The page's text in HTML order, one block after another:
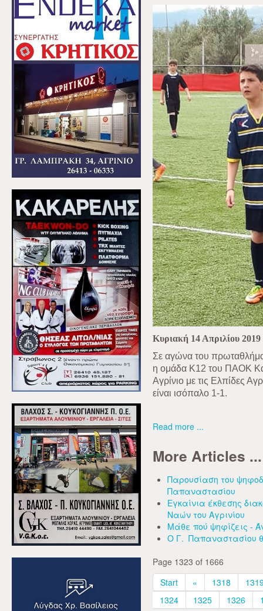
Κυριακή 14 Απριλίου 2019
Σε αγώνα του
η ομάδα Κ12 του ΠΑΟΚ
Αγρίνιο με τις Ελπίδες
είναι ισόπαλο 1-1.
Read more ...
More Articles ...
Παρουσίαση του
Παπαναστασίου
Εγκαίνια έκθεσης
Ναών του Αγρινίου
Μάθε πού ψηφίζεις -
Ο Γ. Παπαναστασίου
Page 1323 of 1666
Start
« 1318
1324
1325 1326